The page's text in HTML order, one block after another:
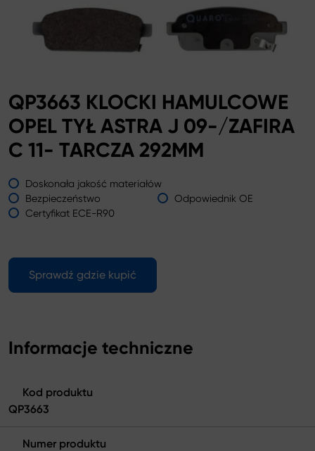
QP3663 KLOCKI HAMULCOWE
OPEL TYŁ ASTRA J 09-/ZAFIRA
C 11- TARCZA 292MM
Doskonała jakość materiałów
Bezpieczeństwo
Odpowiednik OE
Certyfikat ECE-R90
Sprawdź gdzie kupić
Informacje techniczne
Kod produktu
QP3663
Numer produktu